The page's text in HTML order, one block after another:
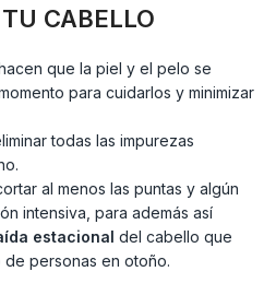
CABELLO
que la piel y el pelo se
para cuidarlos y minimizar
todas las impurezas
al menos las puntas y algún
intensiva, para además así
estacional del cabello que
personas en otoño.